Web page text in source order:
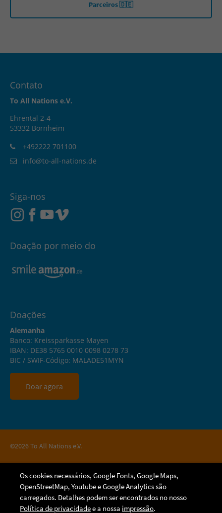
Parceiros 🇩🇪
Contato
To All Nations e.V.
Ehrental 2-4
53332 Bornheim
+492222 701100
info@to-all-nations.de
Siga-nos
Doação por meio do
Doações
Alemanha
Banco: Kreissparkasse Mayen
IBAN: DE38 5765 0010 0098 0278 73
BIC / SWIF-Código: MALADE51MYN
Doar agora
©2026 To All Nations e.V.
Os cookies necessários, Google Fonts, Google Maps,
OpenStreetMap, Youtube e Google Analytics são
carregados. Detalhes podem ser encontrados no nosso
Política de privacidadee a nossa impressão.